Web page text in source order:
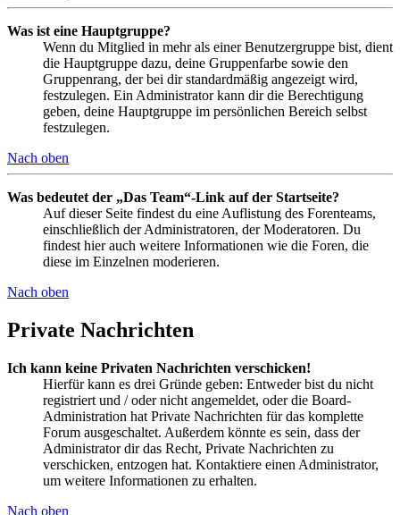
Was ist eine Hauptgruppe?
Wenn du Mitglied in mehr als einer Benutzergruppe bist, dient
die Hauptgruppe dazu, deine Gruppenfarbe sowie den
Gruppenrang, der bei dir standardmäßig angezeigt wird,
festzulegen. Ein Administrator kann dir die Berechtigung
geben, deine Hauptgruppe im persönlichen Bereich selbst
festzulegen.
Nach oben
Was bedeutet der „Das Team“-Link auf der Startseite?
Auf dieser Seite findest du eine Auflistung des Forenteams,
einschließlich der Administratoren, der Moderatoren. Du
findest hier auch weitere Informationen wie die Foren, die
diese im Einzelnen moderieren.
Nach oben
Private Nachrichten
Ich kann keine Privaten Nachrichten verschicken!
Hierfür kann es drei Gründe geben: Entweder bist du nicht
registriert und / oder nicht angemeldet, oder die Board-
Administration hat Private Nachrichten für das komplette
Forum ausgeschaltet. Außerdem könnte es sein, dass der
Administrator dir das Recht, Private Nachrichten zu
verschicken, entzogen hat. Kontaktiere einen Administrator,
um weitere Informationen zu erhalten.
Nach oben